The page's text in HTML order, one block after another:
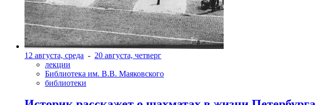
12 августа, среда - 20 августа, четверг
лекции
Библиотека им. В.В. Маяковского
библиотеки